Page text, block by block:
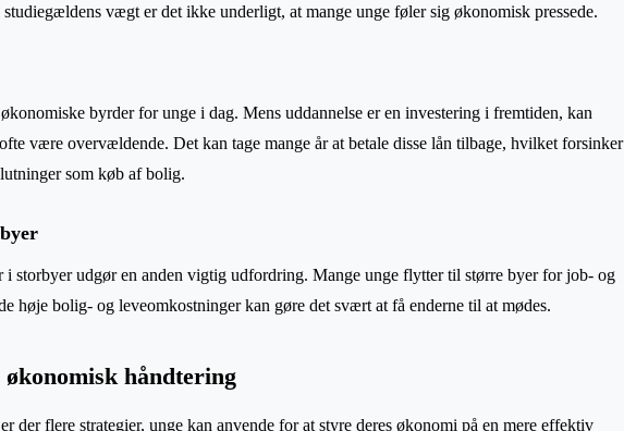
vægt er det ikke underligt, at mange unge føler sig økonomisk pressede.
byrder for unge i dag. Mens uddannelse er en investering i fremtiden, kan
være overvældende. Det kan tage mange år at betale disse lån tilbage, hvilket forsinker
som køb af bolig.
i storbyer udgør en anden vigtig udfordring. Mange unge flytter til større byer for job- og
høje bolig- og leveomkostninger kan gøre det svært at få enderne til at mødes.
håndtering
der flere strategier, unge kan anvende for at styre deres økonomi på en mere effektiv